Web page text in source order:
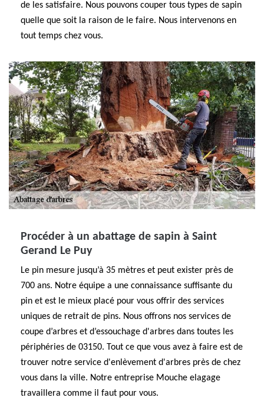
de les satisfaire. Nous pouvons couper tous types de sapin
quelle que soit la raison de le faire. Nous intervenons en
tout temps chez vous.
Procéder à un abattage de sapin à Saint
Gerand Le Puy
Le pin mesure jusqu’à 35 mètres et peut exister près de
700 ans. Notre équipe a une connaissance suffisante du
pin et est le mieux placé pour vous offrir des services
uniques de retrait de pins. Nous offrons nos services de
coupe d’arbres et d’essouchage d'arbres dans toutes les
périphéries de 03150. Tout ce que vous avez à faire est de
trouver notre service d'enlèvement d'arbres près de chez
vous dans la ville. Notre entreprise Mouche elagage
travaillera comme il faut pour vous.